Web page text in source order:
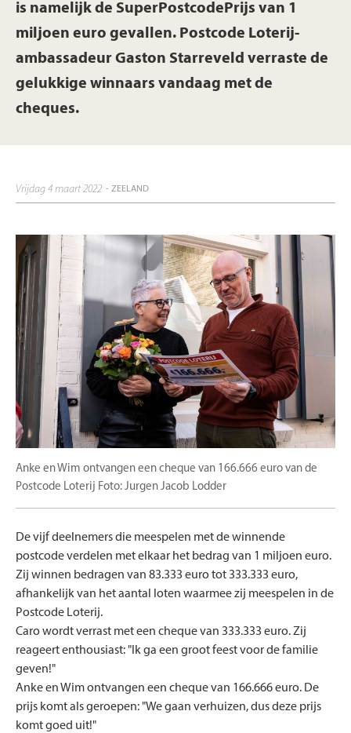
is namelijk de SuperPostcodePrijs van 1
miljoen euro gevallen. Postcode Loterij-
ambassadeur Gaston Starreveld verraste de
gelukkige winnaars vandaag met de
cheques.
vrijdag 4 maart 2022 - ZEELAND
Anke en Wim ontvangen een cheque van 166.666 euro van de
Postcode Loterij Foto: Jurgen Jacob Lodder
De vijf deelnemers die meespelen met de winnende
postcode verdelen met elkaar het bedrag van 1 miljoen euro.
Zij winnen bedragen van 83.333 euro tot 333.333 euro,
afhankelijk van het aantal loten waarmee zij meespelen in de
Postcode Loterij.
Caro wordt verrast met een cheque van 333.333 euro. Zij
reageert enthousiast: "Ik ga een groot feest voor de familie
geven!"
Anke en Wim ontvangen een cheque van 166.666 euro. De
prijs komt als geroepen: "We gaan verhuizen, dus deze prijs
komt goed uit!"